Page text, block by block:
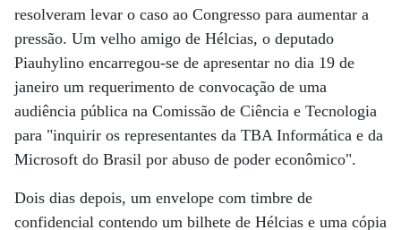
resolveram levar o caso ao Congresso para aumentar a
pressão. Um velho amigo de Hélcias, o deputado
Piauhylino encarregou-se de apresentar no dia 19 de
janeiro um requerimento de convocação de uma
audiência pública na Comissão de Ciência e Tecnologia
para "inquirir os representantes da TBA Informática e da
Microsoft do Brasil por abuso de poder econômico".
Dois dias depois, um envelope com timbre de
confidencial contendo um bilhete de Hélcias e uma cópia